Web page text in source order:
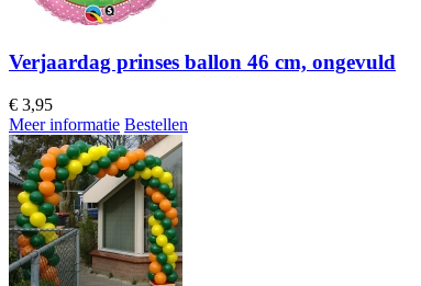
Verjaardag prinses ballon 46 cm, ongevuld
€ 3,95
Meer informatie Bestellen